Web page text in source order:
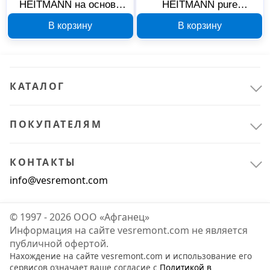
HEITMANN на основе
0.25 л, 1026569
В корзину
HEITMANN pure
1026570
В корзину
КАТАЛОГ
ПОКУПАТЕЛЯМ
КОНТАКТЫ
info@vesremont.com
© 1997 - 2026 ООО «Афганец»
Информация на сайте vesremont.com не является
публичной офертой.
Нахождение на сайте vesremont.com и использование его
сервисов означает ваше согласие с Политикой в